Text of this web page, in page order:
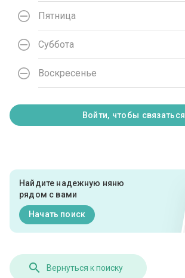
Пятница
Суббота
Воскресенье
Войти, чтобы связаться
Найдите надежную няню
рядом с вами
Начать поиск
Вернуться к поиску